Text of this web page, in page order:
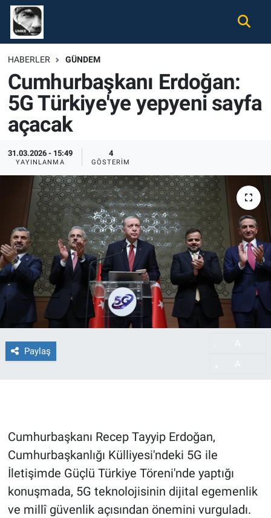
HABERLER GÜNDEM
Cumhurbaşkanı Erdoğan:
5G Türkiye'ye yepyeni sayfa
açacak
31.03.2026 - 15:49
YAYINLANMA
4
GÖSTERIM
Paylaş
Cumhurbaşkanı Recep Tayyip Erdoğan,
Cumhurbaşkanlığı Külliyesi'ndeki 5G ile
İletişimde Güçlü Türkiye Töreni'nde yaptığı
konuşmada, 5G teknolojisinin dijital egemenlik
ve millî güvenlik açısından önemini vurguladı.
Gündem
Ekonomi
Spor
Tüm Haberler
İletişim
Künye
Nöbetçi Eczaneler
Hava Durumu
Namaz Vakitleri
Süper Lig Puan Durumu ve Fikstür
Tüm Manşetler
Son Dakika Haberleri
Haber Arşivi